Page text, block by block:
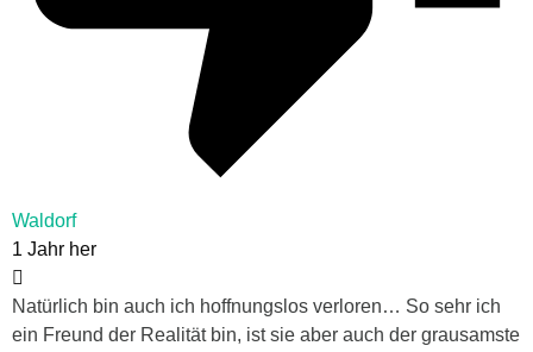
Waldorf
1 Jahr her
Natürlich bin auch ich hoffnungslos verloren… So sehr ich
ein Freund der Realität bin, ist sie aber auch der grausamste